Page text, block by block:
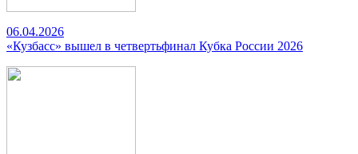
06.04.2026
«Кузбасс» вышел в четвертьфинал Кубка России 2026